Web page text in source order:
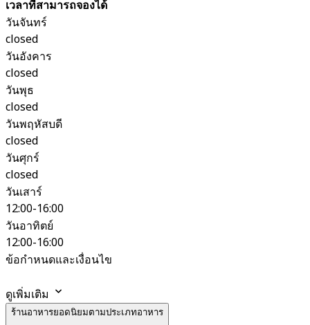
เวลาที่สามารถจองได้
วันจันทร์
closed
วันอังคาร
closed
วันพุธ
closed
วันพฤหัสบดี
closed
วันศุกร์
closed
วันเสาร์
12:00-16:00
วันอาทิตย์
12:00-16:00
ข้อกำหนดและเงื่อนไข
ดูเพิ่มเติม
ร้านอาหารยอดนิยมตามประเภทอาหาร